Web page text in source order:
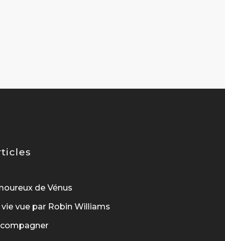
de Vénus
vie vue par Robin Williams